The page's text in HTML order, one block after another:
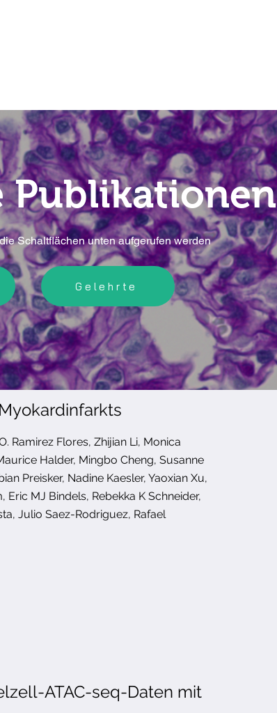
Publikationen
Schaltflächen unten aufgerufen werden
Gelehrte
Ramirez Flores, Zhijian Li, Monica
Halder, Mingbo Cheng, Susanne
Preisker, Nadine Kaesler, Yaoxian Xu,
MJ Bindels, Rebekka K Schneider,
Julio Saez-Rodriguez, Rafael
ATAC-seq-Daten mit